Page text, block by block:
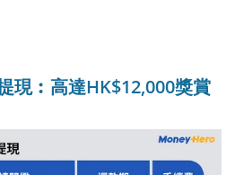
現︰高達HK$12,000獎賞